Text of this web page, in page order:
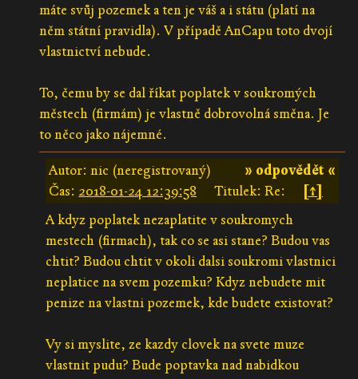
máte svůj pozemek a ten je váš a i státu (platí na
něm státní pravidla). V případě AnCapu toto dvojí
vlastnictví nebude.
To, čemu by se dal říkat poplatek v soukromých
městech (firmám) je vlastně dobrovolná směna. Je
to něco jako nájemné.
» odpovědět «
Autor: nic (neregistrovaný)
Čas: 2018-01-24 12:39:58 Titulek: Re:
[↑]
A kdyz poplatek nezaplatite v soukromych
mestech (firmach), tak co se asi stane? Budou vas
chtit? Budou chtit v okoli dalsi soukromi vlastnici
neplatice na svem pozemku? Kdyz nebudete mit
penize na vlastni pozemek, kde budete existovat?
Vy si myslite, ze kazdy clovek na svete muze
vlastnit pudu? Bude poptavka nad nabidkou